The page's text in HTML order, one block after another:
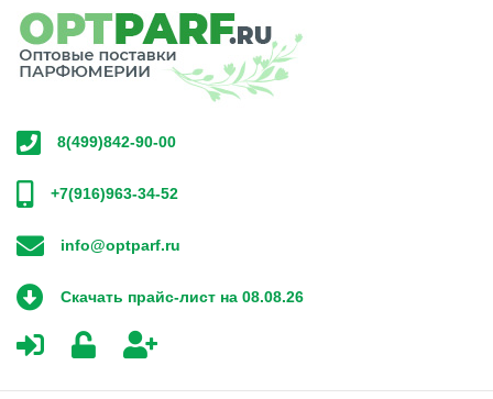
8(499)842-90-00
+7(916)963-34-52
info@optparf.ru
Скачать прайс-лист на 08.08.26